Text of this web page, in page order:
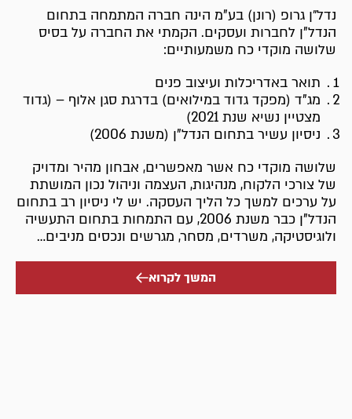
נדל״ן גרופ (רונן) בע"מ הינה חברה המתמחה בתחום
הנדל”ן לחברות ועסקים. הקמתי את החברה על בסיס
שלושה מוקדי כח משמעותיים:
תואר באדריכלות ועיצוב פנים
מג"ד (מפקד גדוד במילואים) בדרגת סגן אלוף – (גדוד
מצטיין נשיא שנת 2021)
ניסיון עשיר בתחום הנדל"ן (משנת 2006)
שלושה מוקדי כח אשר מאפשרים, אבחון מהיר ומדויק
של צורכי הלקוח, מנהיגות, העצמה וניהול נכון המושתת
על ערכים למשך כל הליך העסקה. יש לי ניסיון רב בתחום
הנדל"ן כבר משנת 2006, עם התמחות בתחום התעשיה
ולוגיסטיקה, משרדים, מסחר, מגרשים ונכסים מניבים…
המשך לקרוא